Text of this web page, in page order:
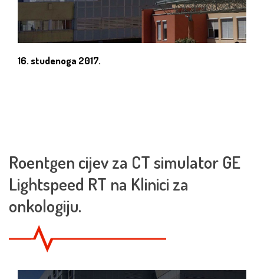
16. studenoga 2017.
Roentgen cijev za CT simulator GE
Lightspeed RT na Klinici za
onkologiju.